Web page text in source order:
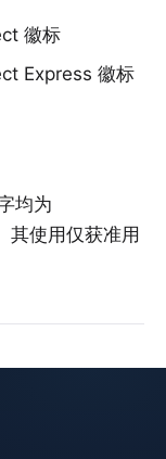
徽标
Express 徽标
均为
使用仅获准用